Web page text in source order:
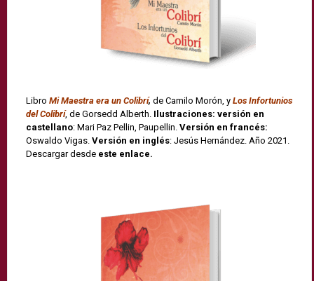
Libro Mi Maestra era un Colibrí, de Camilo Morón, y Los Infortunios
del Colibrí, de Gorsedd Alberth. Ilustraciones: versión en
castellano: Mari Paz Pellin, Paupellin. Versión en francés:
Oswaldo Vigas. Versión en inglés: Jesús Hernández. Año 2021.
Descargar desde este enlace.